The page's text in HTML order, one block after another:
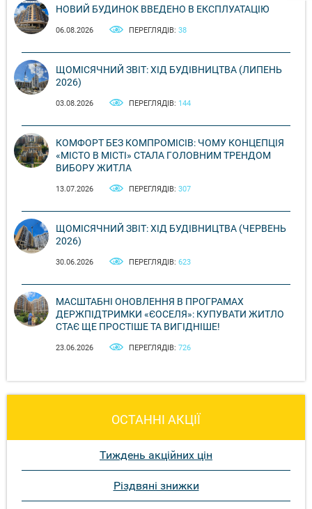
НОВИЙ БУДИНОК ВВЕДЕНО В ЕКСПЛУАТАЦІЮ
06.08.2026 ПЕРЕГЛЯДІВ: 38
ЩОМІСЯЧНИЙ ЗВІТ: ХІД БУДІВНИЦТВА (ЛИПЕНЬ
2026)
03.08.2026 ПЕРЕГЛЯДІВ: 144
КОМФОРТ БЕЗ КОМПРОМІСІВ: ЧОМУ КОНЦЕПЦІЯ
«МІСТО В МІСТІ» СТАЛА ГОЛОВНИМ ТРЕНДОМ
ВИБОРУ ЖИТЛА
13.07.2026 ПЕРЕГЛЯДІВ: 307
ЩОМІСЯЧНИЙ ЗВІТ: ХІД БУДІВНИЦТВА (ЧЕРВЕНЬ
2026)
30.06.2026 ПЕРЕГЛЯДІВ: 623
МАСШТАБНІ ОНОВЛЕННЯ В ПРОГРАМАХ
ДЕРЖПІДТРИМКИ «ЄОСЕЛЯ»: КУПУВАТИ ЖИТЛО
СТАЄ ЩЕ ПРОСТІШЕ ТА ВИГІДНІШЕ!
23.06.2026 ПЕРЕГЛЯДІВ: 726
ОСТАННІ АКЦІЇ
Тиждень акційних цін
Різдвяні знижки